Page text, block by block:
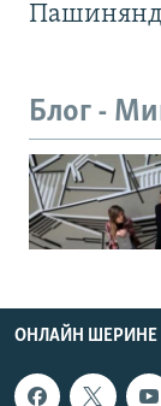
Блог -
ОНЛАЙН ШЕРИНЕ